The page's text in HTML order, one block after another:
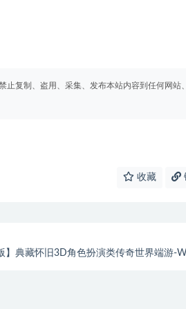
复制、盗用、采集、发布本站内容到任何网站、
收藏
】典藏怀旧3D角色扮演类传奇世界端游-